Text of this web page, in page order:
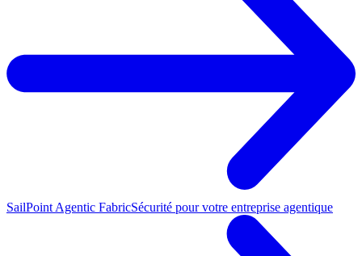
SailPoint Agentic FabricSécurité pour votre entreprise agentique